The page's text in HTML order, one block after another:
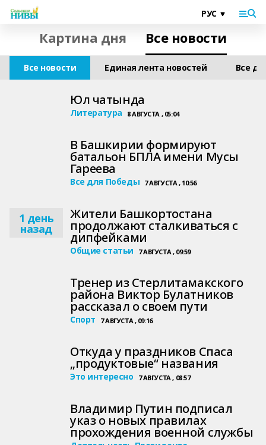
Картина дня Все новости
Все новости Единая лента новостей Все
Юл чатында
Литература 8 АВГУСТА , 05:04
В Башкирии формируют
батальон БПЛА имени Мусы
Гареева
Все для Победы 7 АВГУСТА , 10:56
1 день
назад
Жители Башкортостана
продолжают сталкиваться с
дипфейками
Общие статьи 7 АВГУСТА , 09:59
Тренер из Стерлитамакского
района Виктор Булатников
рассказал о своем пути
Спорт 7 АВГУСТА , 09:16
Откуда у праздников Спаса
„продуктовые“ названия
Это интересно 7 АВГУСТА , 08:57
Владимир Путин подписал
указ о новых правилах
прохождения военной службы